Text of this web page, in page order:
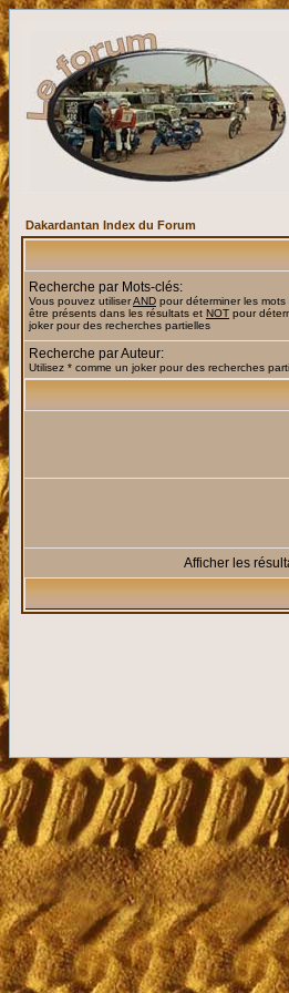
Dakardantan Index du Forum
Recherche par Mots-clés:
Vous pouvez utiliserAND pour déterminer les
être présents dans les résultats et NOT pour
joker pour des recherches partielles
Recherche par Auteur:
Utilisez * comme un joker pour des recherches
Afficher les